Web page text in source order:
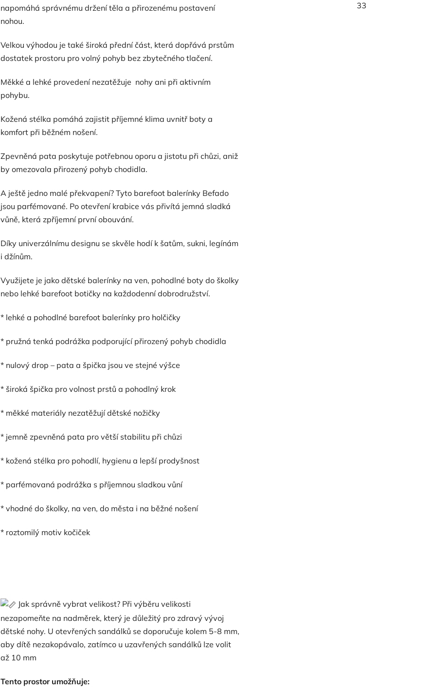
napomáhá správnému držení těla a přirozenému postavení
nohou.
Velkou výhodou je také široká přední část, která dopřává prstům
dostatek prostoru pro volný pohyb bez zbytečného tlačení.
Měkké a lehké provedení nezatěžuje nohy ani při aktivním
pohybu.
Kožená stélka pomáhá zajistit příjemné klima uvnitř boty a
komfort při běžném nošení.
Zpevněná pata poskytuje potřebnou oporu a jistotu při chůzi, aniž
by omezovala přirozený pohyb chodidla.
A ještě jedno malé překvapení? Tyto barefoot balerínky Befado
jsou parfémované. Po otevření krabice vás přivítá jemná sladká
vůně, která zpříjemní první obouvání.
Díky univerzálnímu designu se skvěle hodí k šatům, sukni, legínám
i džínům.
Využijete je jako dětské balerínky na ven, pohodlné boty do školky
nebo lehké barefoot botičky na každodenní dobrodružství.
* lehké a pohodlné barefoot balerínky pro holčičky
* pružná tenká podrážka podporující přirozený pohyb chodidla
* nulový drop – pata a špička jsou ve stejné výšce
* široká špička pro volnost prstů a pohodlný krok
* měkké materiály nezatěžují dětské nožičky
* jemně zpevněná pata pro větší stabilitu při chůzi
* kožená stélka pro pohodlí, hygienu a lepší prodyšnost
* parfémovaná podrážka s příjemnou sladkou vůní
* vhodné do školky, na ven, do města i na běžné nošení
* roztomilý motiv kočiček
Jak správně vybrat velikost? Při výběru velikosti
nezapomeňte na nadměrek, který je důležitý pro zdravý vývoj
dětské nohy. U otevřených sandálků se doporučuje kolem 5-8 mm,
aby dítě nezakopávalo, zatímco u uzavřených sandálků lze volit
až 10 mm
Tento prostor umožňuje:
33